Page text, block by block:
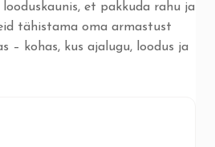
et pakkuda rahu ja
tähistama oma armastust
– kohas, kus ajalugu, loodus ja